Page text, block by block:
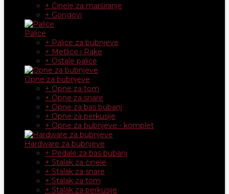
+ Činele za marširanje
+ Gongovi
Palice
+ Palice za bubnjeve
+ Metlice i Rake
+ Ostale palice
Opne za bubnjeve
+ Opne za tom
+ Opne za snare
+ Opne za bas bubanj
+ Opne za perkusije
+ Opne za bubnjeve - komplet
Hardware za bubnjeve
+ Pedale za bas bubanj
+ Stalak za činele
+ Stalak za snare
+ Stalak za tom
+ Stalak za perkusije